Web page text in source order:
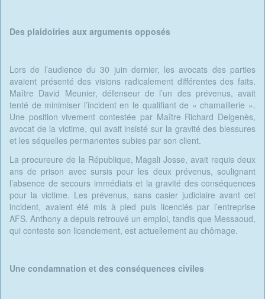
Des plaidoiries aux arguments opposés
Lors de l’audience du 30 juin dernier, les avocats des parties
avaient présenté des visions radicalement différentes des faits.
Maître David Meunier, défenseur de l’un des prévenus, avait
tenté de minimiser l’incident en le qualifiant de « chamaillerie ».
Une position vivement contestée par Maître Richard Delgenès,
avocat de la victime, qui avait insisté sur la gravité des blessures
et les séquelles permanentes subies par son client.
La procureure de la République, Magali Josse, avait requis deux
ans de prison avec sursis pour les deux prévenus, soulignant
l’absence de secours immédiats et la gravité des conséquences
pour la victime. Les prévenus, sans casier judiciaire avant cet
incident, avaient été mis à pied puis licenciés par l’entreprise
AFS. Anthony a depuis retrouvé un emploi, tandis que Messaoud,
qui conteste son licenciement, est actuellement au chômage.
Une condamnation et des conséquences civiles